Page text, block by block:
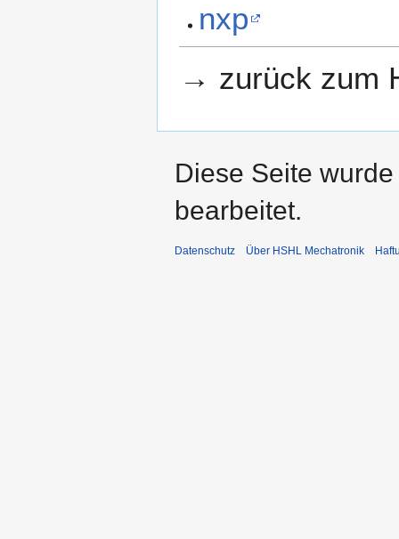
nxp
→ zurück zum
Diese Seite
bearbeitet.
Datenschutz Über HSHL Mechatronik